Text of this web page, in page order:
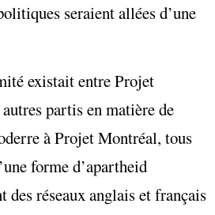
seraient allées d’une
existait entre Projet
partis en matière de
à Projet Montréal, tous
forme d’apartheid
des réseaux anglais et français